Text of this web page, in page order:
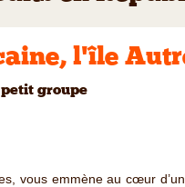
l'île
petit groupe
vous emmène au cœur